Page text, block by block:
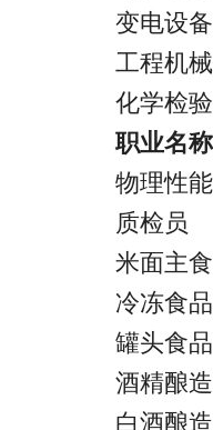
变电设
工程机
化学检
职业名
物理性
质检员
米面主
冷冻食
罐头食
酒精酿
白酒酿